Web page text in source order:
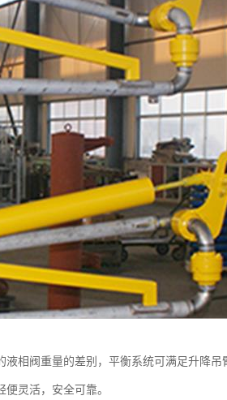
相阀重量的差别，平衡系统可满足升降吊
灵活，安全可靠。